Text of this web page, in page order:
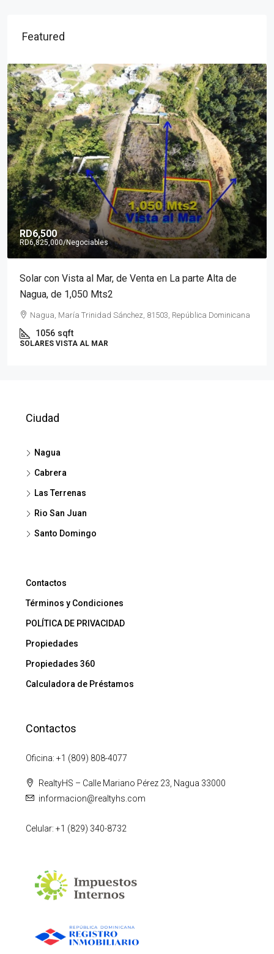
Featured
RD6,500
RD6,825,000/Negociables
Solar con Vista al Mar, de Venta en La parte Alta de
Nagua, de 1,050 Mts2
Nagua, María Trinidad Sánchez, 81503, República Dominicana
1056 sqft
SOLARES VISTA AL MAR
Ciudad
Nagua
Cabrera
Las Terrenas
Rio San Juan
Santo Domingo
Contactos
Términos y Condiciones
POLÍTICA DE PRIVACIDAD
Propiedades
Propiedades 360
Calculadora de Préstamos
Contactos
Oficina: +1 (809) 808-4077
RealtyHS – Calle Mariano Pérez 23, Nagua 33000
informacion@realtyhs.com
Celular: +1 (829) 340-8732